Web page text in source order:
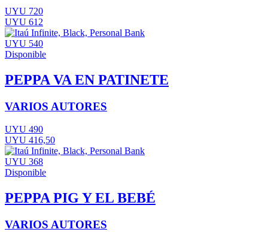
UYU 720
UYU 612
UYU 540
Disponible
PEPPA VA EN PATINETE
VARIOS AUTORES
UYU 490
UYU 416,50
UYU 368
Disponible
PEPPA PIG Y EL BEBÉ
VARIOS AUTORES